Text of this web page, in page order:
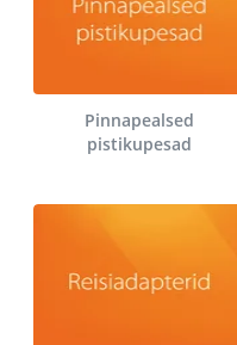
Pinnapealsed
pistikupesad